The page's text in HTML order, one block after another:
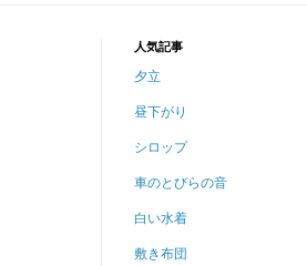
人気記事
夕立
昼下がり
シロップ
車のとびらの音
白い水着
敷き布団